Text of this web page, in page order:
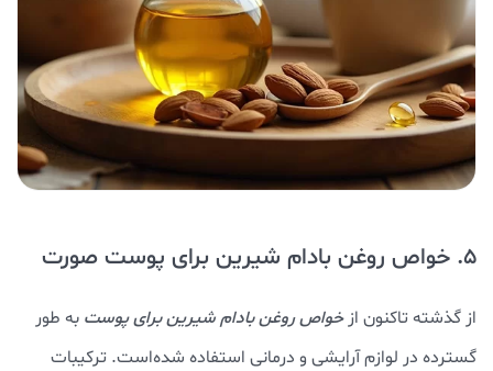
5. خواص روغن بادام شيرين برای پوست صورت
از گذشته تاکنون ازخواص روغن بادام شيرينبرای پوست به طور
گسترده در لوازم آرایشی و درمانی استفاده شده‌است. ترکیبات